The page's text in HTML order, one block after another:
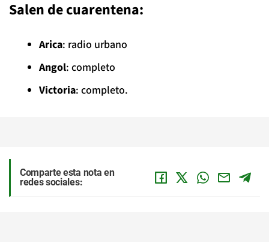
Salen de cuarentena:
Arica: radio urbano
Angol: completo
Victoria: completo.
Comparte esta nota en
redes sociales: